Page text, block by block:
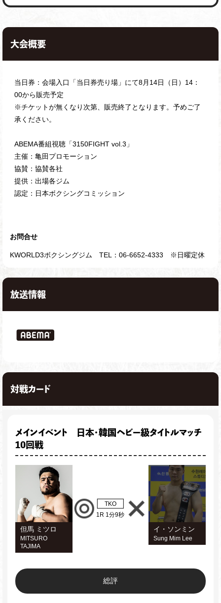
大会概要
当日券：会場入口「当日券売り場」にて8月14日（日）14：
00から販売予定
※チケットが無くなり次第、販売終了となります。予めご了
承ください。
ABEMA番組視聴「3150FIGHT vol.3」
主催：亀田プロモーション​
協賛：協賛各社 ​
提供：出場各ジム​
認定：日本ボクシングコミッション​
お問合せ
KWORLD3ボクシングジム TEL：06-6652-4333 ※日曜定休
放送情報
対戦カード
メインイベント 日本・韓国ヘビー級タイトルマッチ
10回戦
但馬 ミツロ
MITSURO
TAJIMA
TKO
1R 1分9秒
イ・ソンミン
Sung Mim Lee
総評